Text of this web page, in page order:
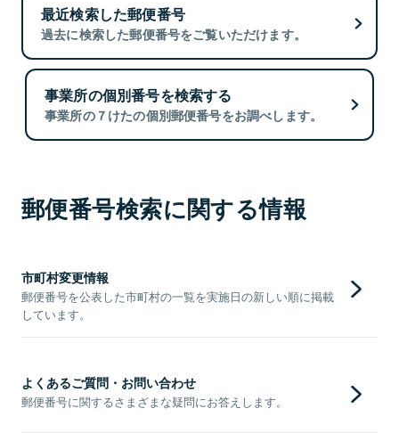
最近検索した郵便番号
過去に検索した郵便番号をご覧いただけます。
事業所の個別番号を検索する
事業所の７けたの個別郵便番号をお調べします。
郵便番号検索に関する情報
市町村変更情報
郵便番号を公表した市町村の一覧を実施日の新しい順に掲載
しています。
よくあるご質問・お問い合わせ
郵便番号に関するさまざまな疑問にお答えします。